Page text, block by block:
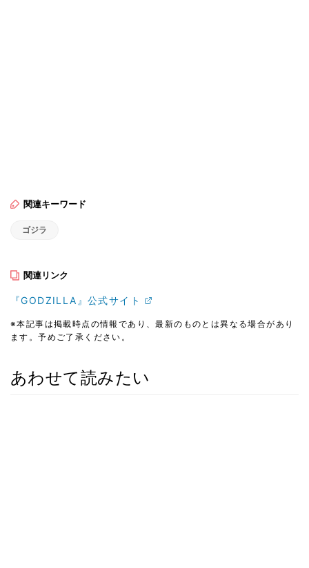
関連キーワード
ゴジラ
関連リンク
『GODZILLA』公式サイト
※本記事は掲載時点の情報であり、最新のものとは異なる場合があり
ます。予めご了承ください。
あわせて読みたい